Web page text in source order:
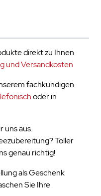
direkt zu Ihnen
und Versandkosten
fachkundigen
oder in
uns aus.
Toller
genau richtig!
als Geschenk
Sie Ihre